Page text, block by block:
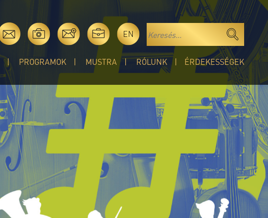
EN
PROGRAMOK MUSTRA RÓLUNK ÉRDEKESSÉGEK